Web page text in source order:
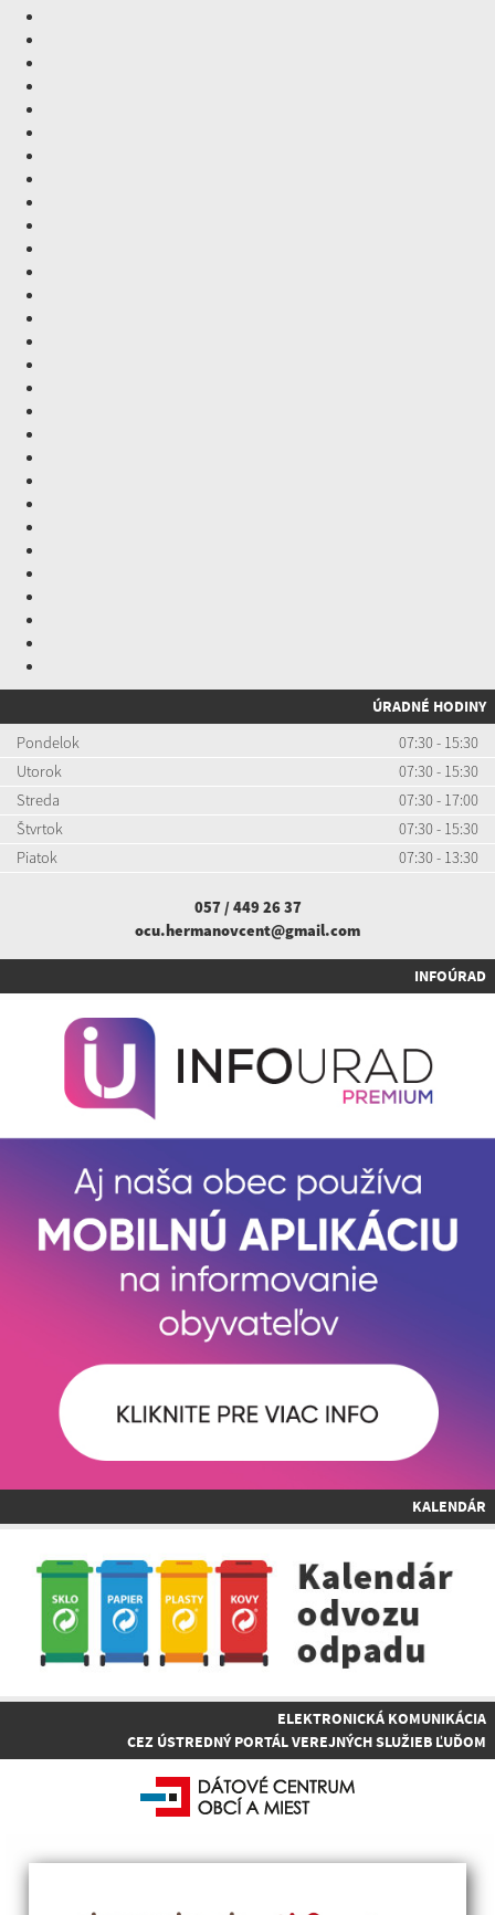
ÚRADNÉ HODINY
Pondelok
07:30 - 15:30
Utorok
07:30 - 15:30
Streda
07:30 - 17:00
Štvrtok
07:30 - 15:30
Piatok
07:30 - 13:30
057 / 449 26 37
ocu.hermanovcent@gmail.com
INFOÚRAD
KALENDÁR
ELEKTRONICKÁ KOMUNIKÁCIA
CEZ ÚSTREDNÝ PORTÁL VEREJNÝCH SLUŽIEB ĽUĎOM